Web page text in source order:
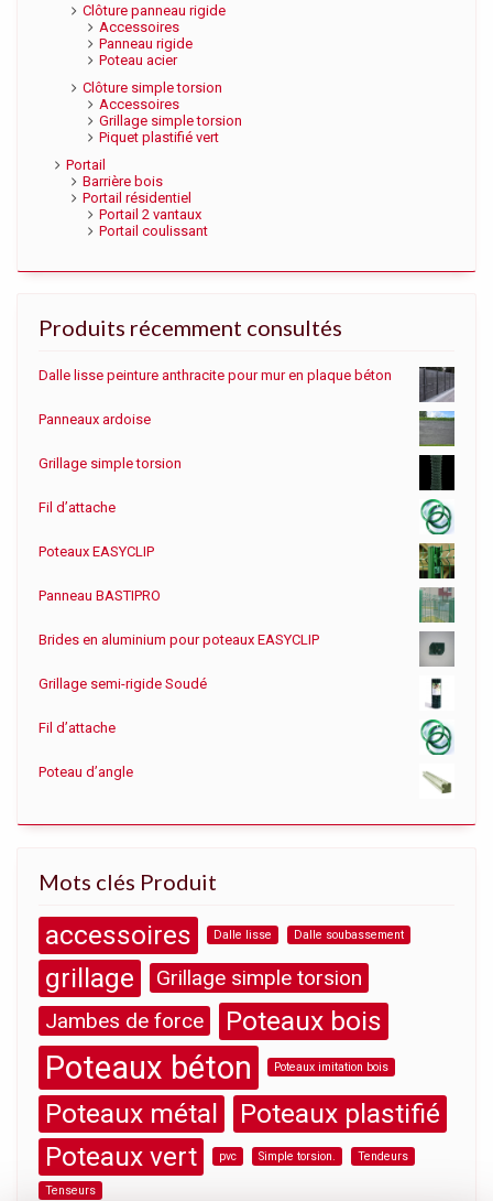
Clôture panneau rigide
Accessoires
Panneau rigide
Poteau acier
Clôture simple torsion
Accessoires
Grillage simple torsion
Piquet plastifié vert
Portail
Barrière bois
Portail résidentiel
Portail 2 vantaux
Portail coulissant
Produits récemment consultés
Dalle lisse peinture anthracite pour mur en plaque béton
Panneaux ardoise
Grillage simple torsion
Fil d’attache
Poteaux EASYCLIP
Panneau BASTIPRO
Brides en aluminium pour poteaux EASYCLIP
Grillage semi-rigide Soudé
Fil d’attache
Poteau d’angle
Mots clés Produit
accessoires Dalle lisse Dalle soubassement
grillage
Grillage simple torsion
Jambes de force
Poteaux bois
Poteaux béton Poteaux imitation bois
Poteaux métal
Poteaux plastifié
Poteaux vert
pvc Simple torsion. Tendeurs
Tenseurs